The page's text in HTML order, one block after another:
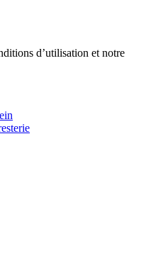
d’utilisation et notre